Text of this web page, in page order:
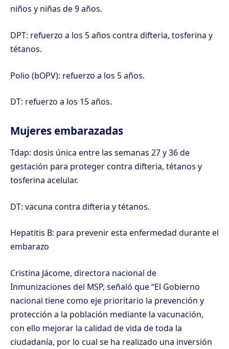
niños y niñas de 9 años.
DPT: refuerzo a los 5 años contra difteria, tosferina y
tétanos.
Polio (bOPV): refuerzo a los 5 años.
DT: refuerzo a los 15 años.
Mujeres embarazadas
Tdap: dosis única entre las semanas 27 y 36 de
gestación para proteger contra difteria, tétanos y
tosferina acelular.
DT: vacuna contra difteria y tétanos.
Hepatitis B: para prevenir esta enfermedad durante el
embarazo
Cristina Jácome, directora nacional de
Inmunizaciones del MSP, señaló que “El Gobierno
nacional tiene como eje prioritario la prevención y
protección a la población mediante la vacunación,
con ello mejorar la calidad de vida de toda la
ciudadanía, por lo cual se ha realizado una inversión